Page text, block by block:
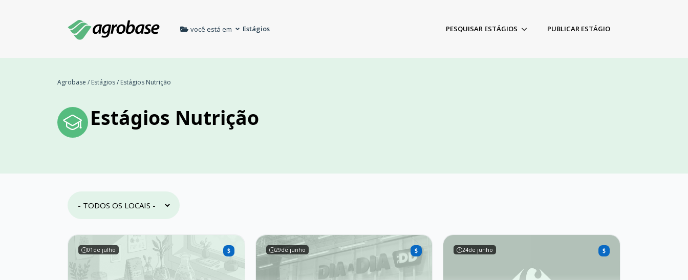
você está em Estágios PESQUISAR ESTÁGIOS PUBLICAR ESTÁGIO
Agrobase / Estágios/ Estágios Nutrição
Estágios Nutrição
01 de julho 29de junho 24de junho